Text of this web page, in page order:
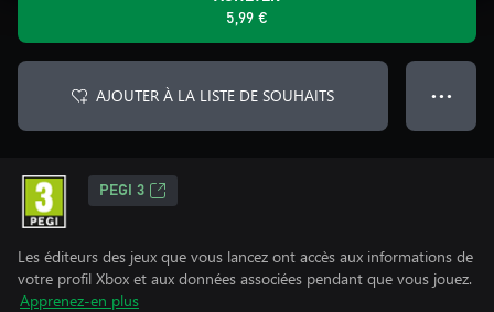
5,99 €
AJOUTER À LA LISTE DE SOUHAITS ● ● ●
PEGI 3
Les éditeurs des jeux que vous lancez ont accès aux informations de
votre profil Xbox et aux données associées pendant que vous jouez.
Apprenez-en plus